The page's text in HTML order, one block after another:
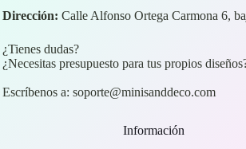
Dirección: Calle Alfonso Ortega Carmona 6,
¿Tienes dudas?
¿Necesitas presupuesto para tus propios
Escríbenos a: soporte@minisanddeco.com
Información